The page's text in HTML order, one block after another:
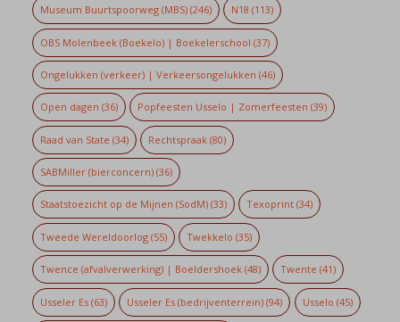
Museum Buurtspoorweg (MBS)(246) N18 (113)
OBS Molenbeek (Boekelo) | Boekelerschool (37)
Ongelukken (verkeer) | Verkeersongelukken (46)
Open dagen (36) Popfeesten Usselo | Zomerfeesten (39)
Raad van State (34) Rechtspraak (80)
SABMiller (bierconcern)(36)
Staatstoezicht op de Mijnen (SodM)(33) Texoprint (34)
Tweede Wereldoorlog(55) Twekkelo (35)
Twence (afvalverwerking) | Boeldershoek(48) Twente (41)
Usseler Es(63) Usseler Es (bedrijventerrein) (94) Usselo (45)